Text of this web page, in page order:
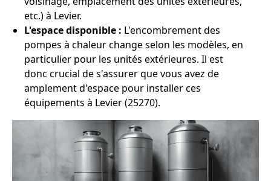
etc.) à Levier.
L'espace disponible : L'encombrement des
pompes à chaleur change selon les modèles, en
particulier pour les unités extérieures. Il est
donc crucial de s'assurer que vous avez de
amplement d'espace pour installer ces
équipements à Levier (25270).